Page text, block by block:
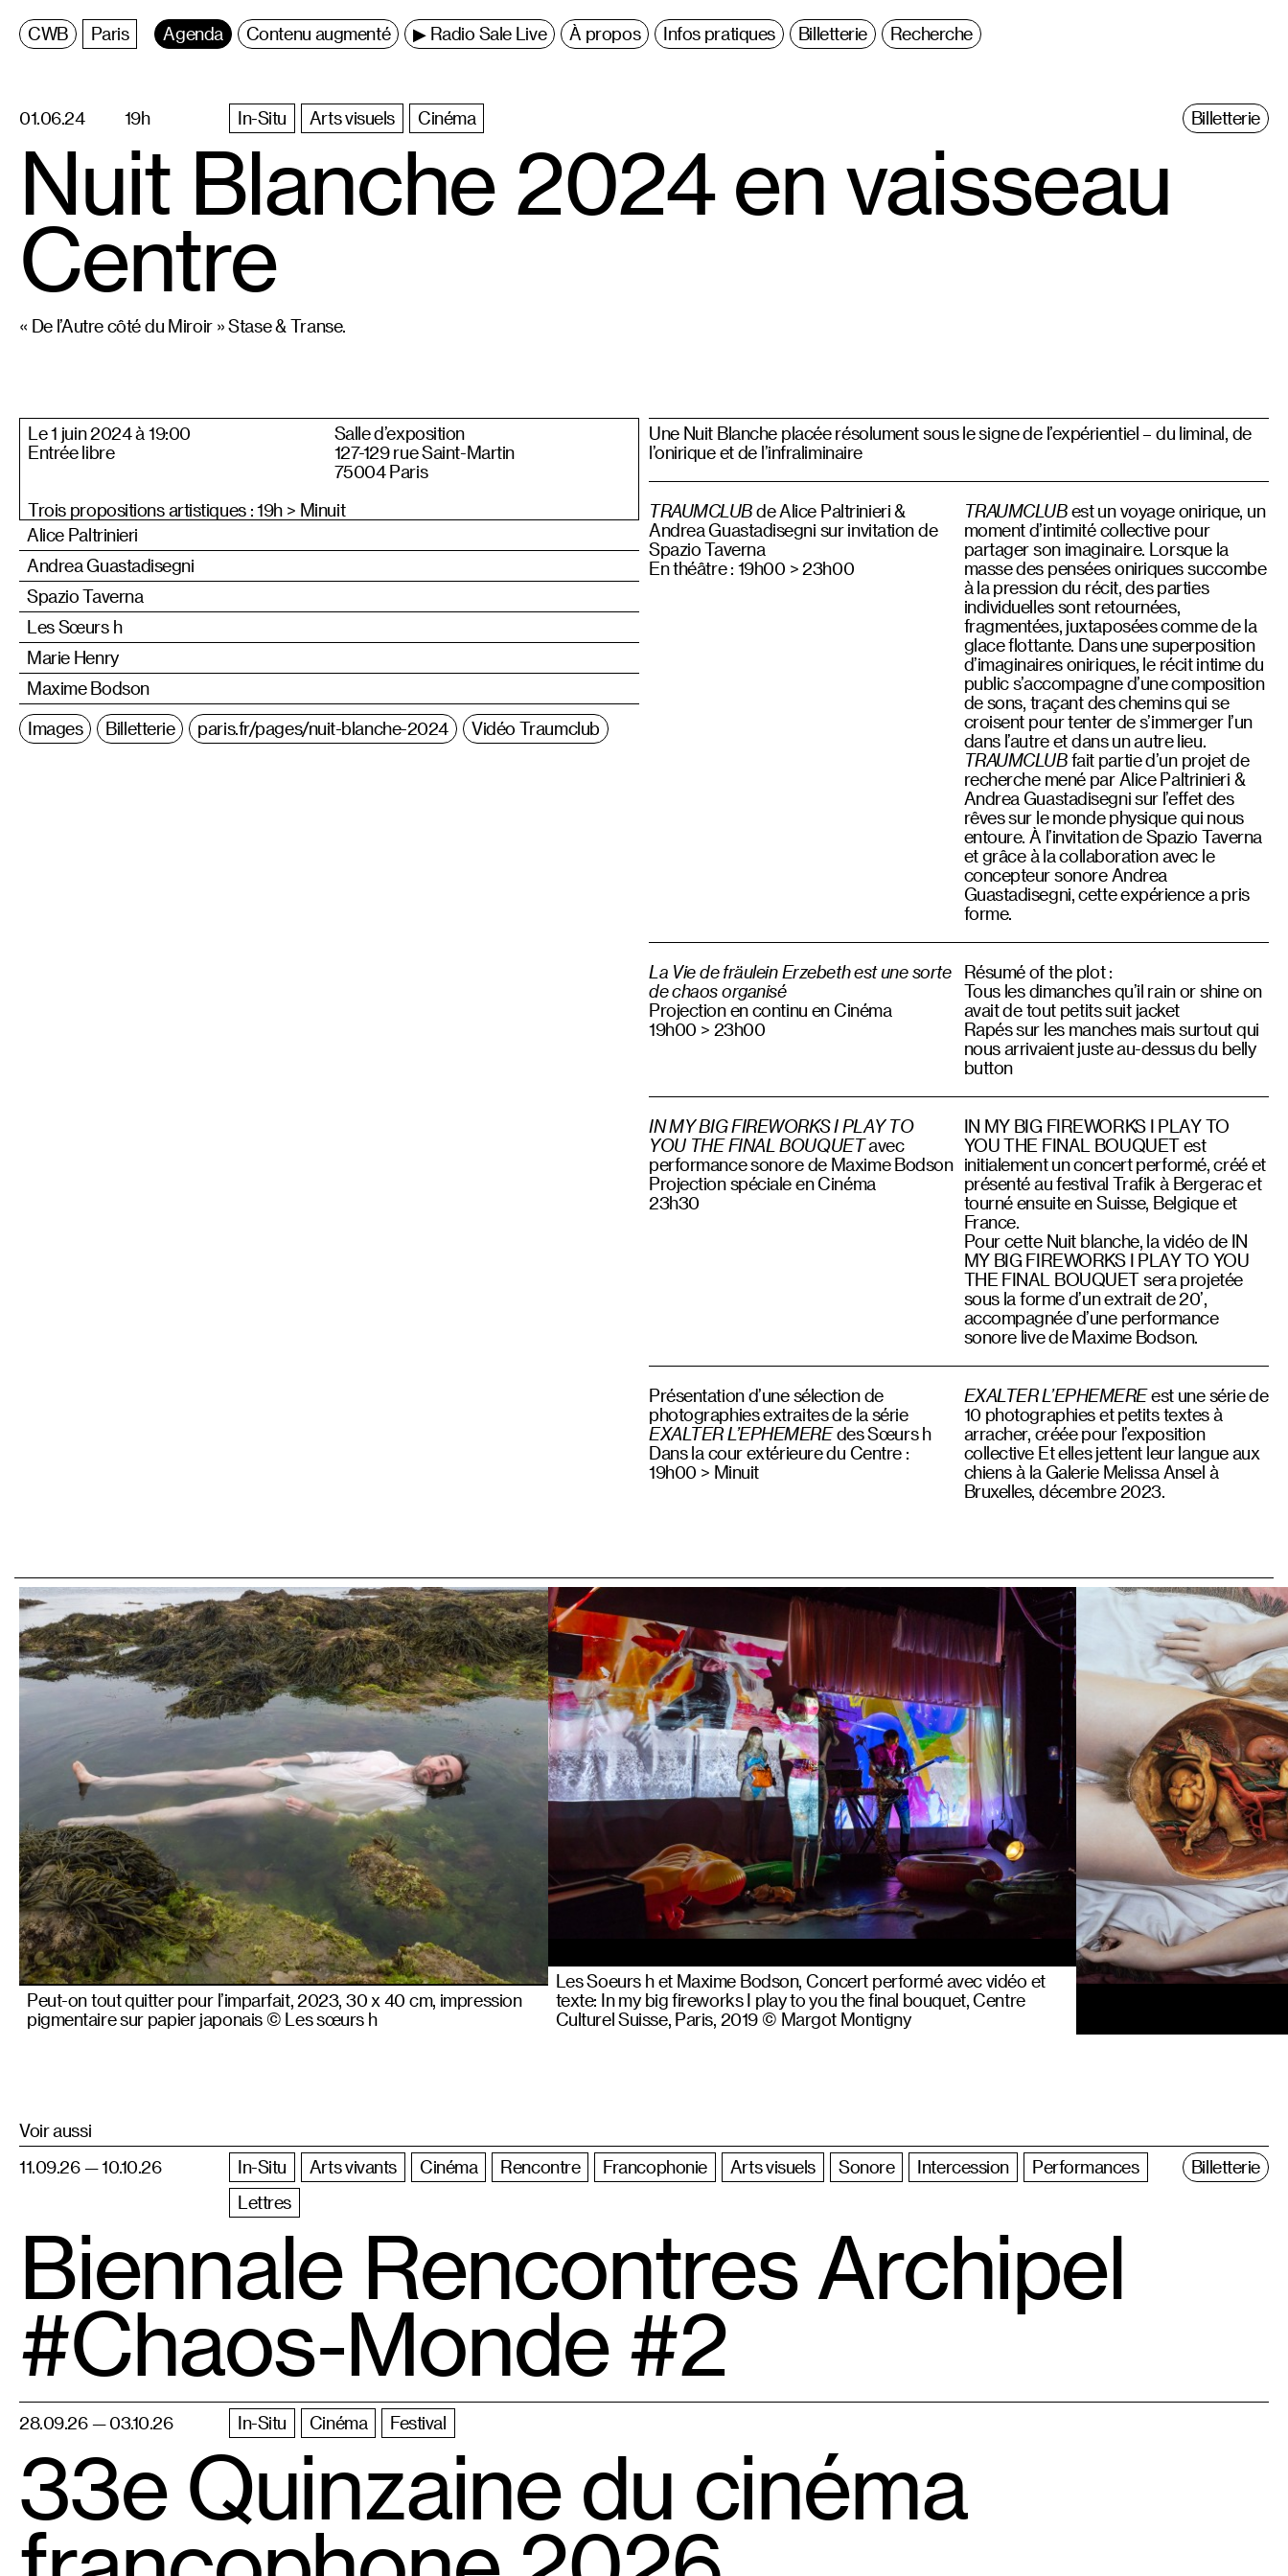
Centre
Wallonie
Bruxelles
Paris Agenda Contenu augmenté ▶ Radio Sale Live À propos Infos pratiques Billetterie Recherche
01.06.24 19h In-Situ Arts visuels Cinéma Billetterie
Nuit Blanche 2024 en vaisseau
Centre
« De l’Autre côté du Miroir » Stase & Transe.
Le 1 juin 2024 à 19:00
Entrée libre
Salle d’exposition
127-129 rue Saint-Martin
75004 Paris
Trois propositions artistiques : 19h > Minuit
Alice Paltrinieri
Andrea Guastadisegni
Spazio Taverna
Les Sœurs h
Marie Henry
Maxime Bodson
Images
Billetterie paris.fr/pages/nuit-blanche-2024 Vidéo Traumclub
Une Nuit Blanche placée résolument sous le signe de l’expérientiel – du liminal, de
l’onirique et de l’infraliminaire
TRAUMCLUBde Alice Paltrinieri &
Andrea Guastadisegni sur invitation de
Spazio Taverna
En théâtre : 19h00 > 23h00
TRAUMCLUBest un voyage onirique, un
moment d’intimité collective pour
partager son imaginaire. Lorsque la
masse des pensées oniriques succombe
à la pression du récit, des parties
individuelles sont retournées,
fragmentées, juxtaposées comme de la
glace flottante. Dans une superposition
d’imaginaires oniriques, le récit intime du
public s’accompagne d’une composition
de sons, traçant des chemins qui se
croisent pour tenter de s’immerger l’un
dans l’autre et dans un autre lieu.
TRAUMCLUBfait partie d’un projet de
recherche mené par Alice Paltrinieri &
Andrea Guastadisegni sur l’effet des
rêves sur le monde physique qui nous
entoure. À l’invitation de Spazio Taverna
et grâce à la collaboration avec le
concepteur sonore Andrea
Guastadisegni, cette expérience a pris
forme.
La Vie de fräulein Erzebeth est une sorte
de chaos organisé
Projection en continu en Cinéma
19h00 > 23h00
Résumé of the plot :
Tous les dimanches qu’il rain or shine on
avait de tout petits suit jacket
Rapés sur les manches mais surtout qui
nous arrivaient juste au-dessus du belly
button
IN MY BIG FIREWORKS I PLAY TO
YOU THE FINAL BOUQUETavec
performance sonore de Maxime Bodson
Projection spéciale en Cinéma
23h30
IN MY BIG FIREWORKS I PLAY TO
YOU THE FINAL BOUQUET est
initialement un concert performé, créé et
présenté au festival Trafik à Bergerac et
tourné ensuite en Suisse, Belgique et
France.
Pour cette Nuit blanche, la vidéo de IN
MY BIG FIREWORKS I PLAY TO YOU
THE FINAL BOUQUET sera projetée
sous la forme d’un extrait de 20’,
accompagnée d’une performance
sonore live de Maxime Bodson.
Présentation d’une sélection de
photographies extraites de la série
EXALTER L’EPHEMEREdes Sœurs h
Dans la cour extérieure du Centre :
19h00 > Minuit
EXALTER L’EPHEMEREest une série de
10 photographies et petits textes à
arracher, créée pour l’exposition
collective Et elles jettent leur langue aux
chiens à la Galerie Melissa Ansel à
Bruxelles, décembre 2023.
Peut-on tout quitter pour l’imparfait, 2023, 30 x 40 cm, impression
pigmentaire sur papier japonais © Les sœurs h
Les Soeurs h et Maxime Bodson, Concert performé avec vidéo et
texte: In my big fireworks I play to you the final bouquet, Centre
Culturel Suisse, Paris, 2019 © Margot Montigny
Voir aussi
11.09.26 — 10.10.26
In-Situ Arts vivants Cinéma Rencontre Francophonie Arts visuels Sonore Intercession
Performances
Lettres
Billetterie
Biennale Rencontres Archipel
#Chaos-Monde #2
28.09.26 — 03.10.26 In-Situ Cinéma Festival
33e Quinzaine du cinéma